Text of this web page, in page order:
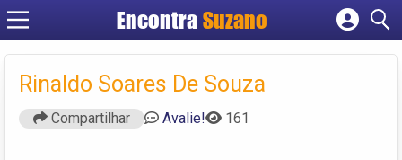
EncontraSuzano
Cadastrar empresa
Criar conta
Rinaldo Soares De Souza
Compartilhar Avalie! 161